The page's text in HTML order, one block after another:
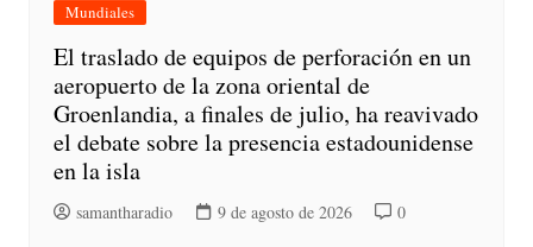
Mundiales
El traslado de equipos de perforación en un
aeropuerto de la zona oriental de
Groenlandia, a finales de julio, ha reavivado
el debate sobre la presencia estadounidense
en la isla
samantharadio 9 de agosto de 2026 0